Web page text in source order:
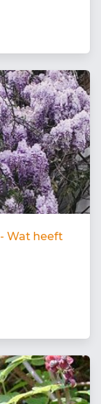
Wat heeft